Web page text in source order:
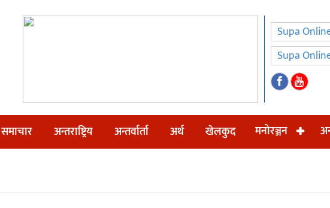
Supa
Supa
समाचार अन्तराष्ट्रिय अन्तर्वार्ता अर्थ खेलकुद मनोरञ्जन